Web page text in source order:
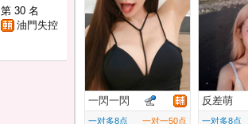
第 30 名
油門失控
一閃一閃
一对多8点 一对一50点
反差萌
一对多8点